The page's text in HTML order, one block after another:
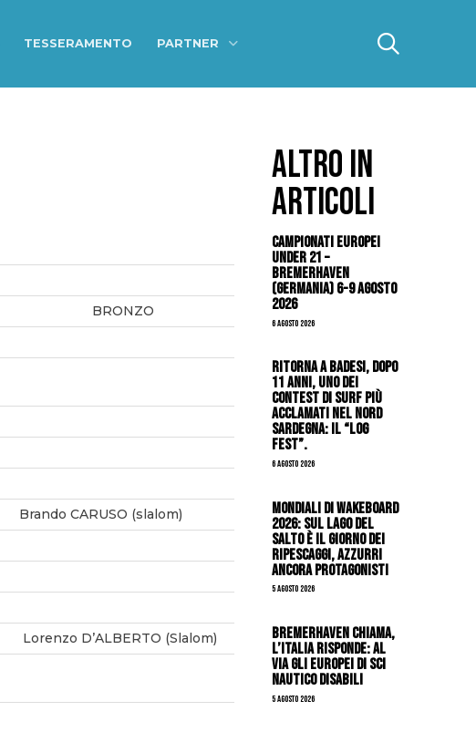
TESSERAMENTO PARTNER
BRONZO
Brando CARUSO (slalom)
Lorenzo D’ALBERTO (Slalom)
ALTRO IN
ARTICOLI
Campionati Europei
Under 21 –
Bremerhaven
(Germania) 6-9 agosto
2026
6 Agosto 2026
Ritorna a Badesi, dopo
11 anni, uno dei
contest di surf più
acclamati nel nord
Sardegna: il “Log
Fest”.
6 Agosto 2026
Mondiali di Wakeboard
2026: sul Lago del
Salto è il giorno dei
ripescaggi, azzurri
ancora protagonisti
5 Agosto 2026
Bremerhaven chiama,
l’Italia risponde: al
via gli Europei di Sci
Nautico Disabili
5 Agosto 2026